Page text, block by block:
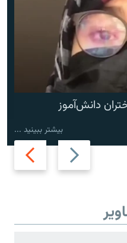
Previous
slide
Next
slide
دانش‌آموز
بیشتر ببینید ...